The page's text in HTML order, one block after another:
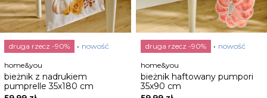
druga rzecz -90% nowość
home&you
bieżnik z nadrukiem
pumprelle 35x180 cm
druga rzecz -90% nowość
home&you
bieżnik haftowany pumpori
35x90 cm